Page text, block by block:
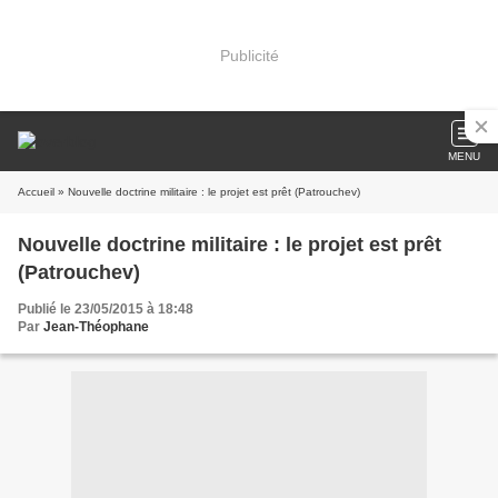
Publicité
MENU
Accueil » Nouvelle doctrine militaire : le projet est prêt (Patrouchev)
Nouvelle doctrine militaire : le projet est prêt
(Patrouchev)
Publié le 23/05/2015 à 18:48
Par Jean-Théophane